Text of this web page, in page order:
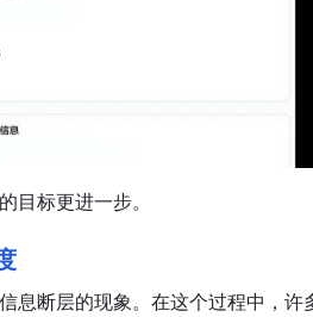
目标更进一步。
息断层的现象。在这个过程中，许